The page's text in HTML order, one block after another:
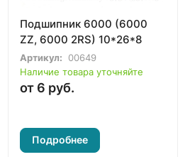
Подшипник 6000 (6000
ZZ, 6000 2RS) 10*26*8
Артикул:
00649
Наличие товара уточняйте
от 6 руб.
Подробнее